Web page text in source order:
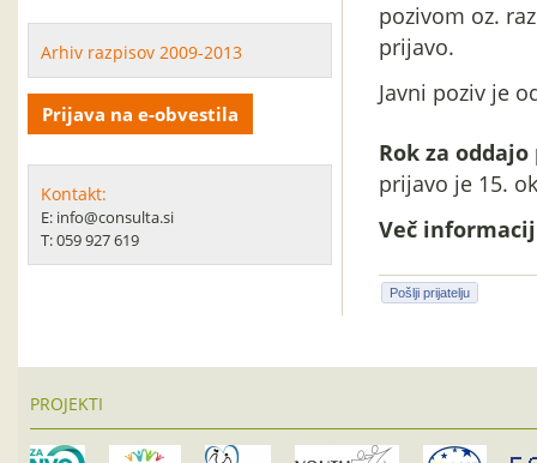
Arhiv razpisov 2009-2013
Prijava na e-obvestila
Kontakt:
E: info@consulta.si
T: 059 927 619
pozivom oz.
prijavo.
Javni poziv je
Rok za
prijavo je 15.
Več
Pošlji prijatelju
PROJEKTI